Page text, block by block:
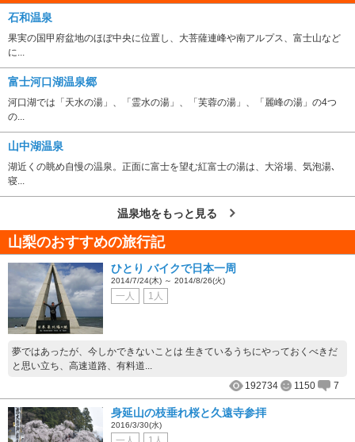
石和温泉
果実の国甲府盆地のほぼ中央に位置し、大菩薩連峰や南アルプス、富士山など
に...
富士河口湖温泉郷
河口湖では「天水の湯」、「霊水の湯」、「芙蓉の湯」、「麗峰の湯」の4つ
の...
山中湖温泉
湖近くの眺め自慢の温泉。正面に富士を望む紅富士の湯は、大浴場、気泡湯､
寝...
温泉地をもっと見る
山梨のおすすめの旅行記
ひとり バイクで日本一周
2014/7/24(木) ～ 2014/8/26(火)
一人 1人
夢ではあったが、今しかできないことは 生きているうちにやっておくべきだ
と思い立ち、高速道路、有料道...
192734
1150 7
身延山の枝垂れ桜と久遠寺参拝
2016/3/30(水)